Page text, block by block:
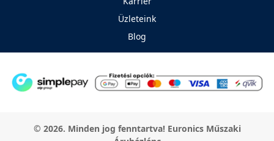
Üzleteink
Blog
© 2026. Minden jog fenntartva! Euronics Műszaki